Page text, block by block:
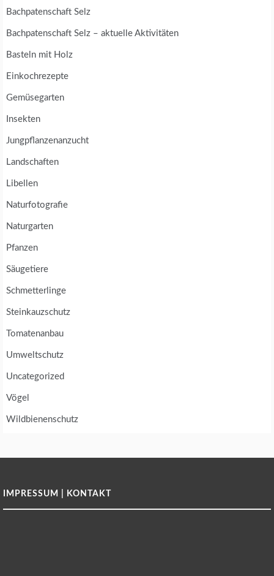
Bachpatenschaft Selz
Bachpatenschaft Selz – aktuelle Aktivitäten
Basteln mit Holz
Einkochrezepte
Gemüsegarten
Insekten
Jungpflanzenanzucht
Landschaften
Libellen
Naturfotografie
Naturgarten
Pfanzen
Säugetiere
Schmetterlinge
Steinkauzschutz
Tomatenanbau
Umweltschutz
Uncategorized
Vögel
Wildbienenschutz
IMPRESSUM | KONTAKT